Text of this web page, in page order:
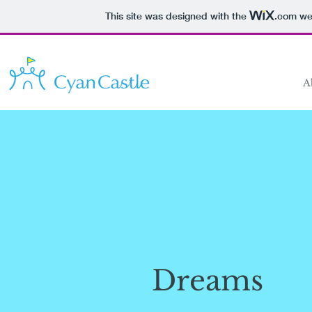
This site was designed with the .com
Dreams